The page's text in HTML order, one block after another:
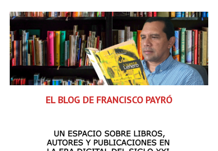
EL BLOG DE FRANCISCO PAYRÓ